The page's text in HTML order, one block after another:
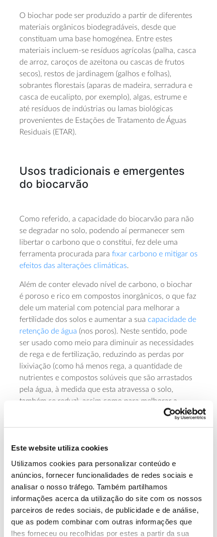
Este website utiliza cookies
Utilizamos cookies para personalizar conteúdo e
anúncios, fornecer funcionalidades de redes sociais e
analisar o nosso tráfego. Também partilhamos
informações acerca da utilização do site com os nossos
parceiros de redes sociais, de publicidade e de análise,
que as podem combinar com outras informações que
lhes forneceu ou recolhidas por estes a partir da sua
O biochar pode ser produzido a partir de diferentes
materiais orgânicos biodegradáveis, desde que
constituam uma base homogénea. Entre estes
materiais incluem-se resíduos agrícolas (palha, casca
de arroz, caroços de azeitona ou cascas de frutos
secos), restos de jardinagem (galhos e folhas),
sobrantes florestais (aparas de madeira, serradura e
casca de eucalipto, por exemplo), algas, estrume e
até resíduos de indústrias ou lamas biológicas
provenientes de Estações de Tratamento de Águas
Residuais (ETAR).
Usos tradicionais e emergentes
do biocarvão
Como referido, a capacidade do biocarvão para não
se degradar no solo, podendo aí permanecer sem
libertar o carbono que o constitui, fez dele uma
ferramenta procurada para fixar carbono e mitigar os
efeitos das alterações climáticas.
Além de conter elevado nível de carbono, o biochar
é poroso e rico em compostos inorgânicos, o que faz
dele um material com potencial para melhorar a
fertilidade dos solos e aumentar a sua capacidade de
retenção de água (nos poros). Neste sentido, pode
ser usado como meio para diminuir as necessidades
de rega e de fertilização, reduzindo as perdas por
lixiviação (como há menos rega, a quantidade de
nutrientes e compostos solúveis que são arrastados
pela água, à medida que esta atravessa o solo,
também se reduz), assim como para melhorar a
estrutura do solo, diminuir a sua acidez e favorecer a
sistemas de cultivo sem solo).
Em paralelo, várias outras aplicações estão a ser
efetuadas e investigadas, destacando-se entre elas:
– Descontaminação e purificação do solo, água e ar
Sendo um material poroso, com elevada área